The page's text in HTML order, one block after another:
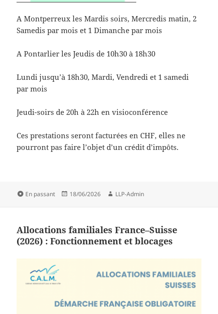
A Montperreux les Mardis soirs, Mercredis matin, 2
Samedis par mois et 1 Dimanche par mois
A Pontarlier les Jeudis de 10h30 à 18h30
Lundi jusqu’à 18h30, Mardi, Vendredi et 1 samedi
par mois
Jeudi-soirs de 20h à 22h en visioconférence
Ces prestations seront facturées en CHF, elles ne
pourront pas faire l’objet d’un crédit d’impôts.
Format
En passant
Publié
18/06/2026 Auteur
LLP-Admin
Allocations familiales France–Suisse
(2026) : Fonctionnement et blocages